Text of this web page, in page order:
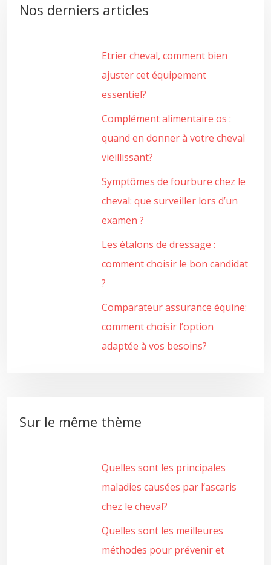
Nos derniers articles
Etrier cheval, comment bien
ajuster cet équipement
essentiel?
Complément alimentaire os :
quand en donner à votre cheval
vieillissant?
Symptômes de fourbure chez le
cheval: que surveiller lors d’un
examen ?
Les étalons de dressage :
comment choisir le bon candidat
?
Comparateur assurance équine:
comment choisir l’option
adaptée à vos besoins?
Sur le même thème
Quelles sont les principales
maladies causées par l’ascaris
chez le cheval?
Quelles sont les meilleures
méthodes pour prévenir et